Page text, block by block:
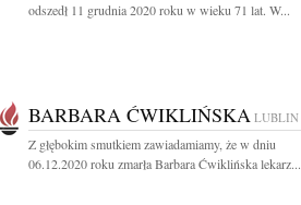
odszedł 11 grudnia 2020 roku w wieku 71 lat. W...
BARBARA ĆWIKLIŃSKA LUBLIN
Z głębokim smutkiem zawiadamiamy, że w dniu
06.12.2020 roku zmarła Barbara Ćwiklińska lekarz...